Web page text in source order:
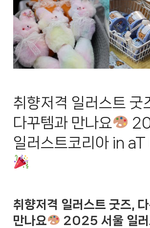
취향저격 일러스트 굿
다꾸템과 만나요
일러스트코리아 in aT
취향저격 일러스트 굿즈,
만나요
2025 서울 일러